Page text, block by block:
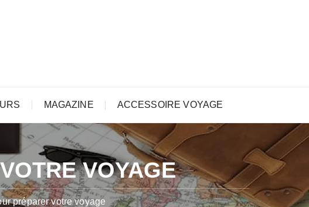
MAGAZINE ACCESSOIRE VOYAGE
VOYAGE
préparer votre voyage